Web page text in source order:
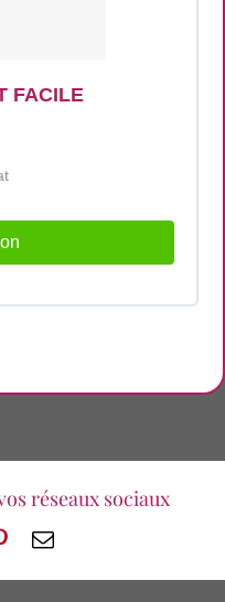
FACILE
réseaux sociaux
Pinterest
Email